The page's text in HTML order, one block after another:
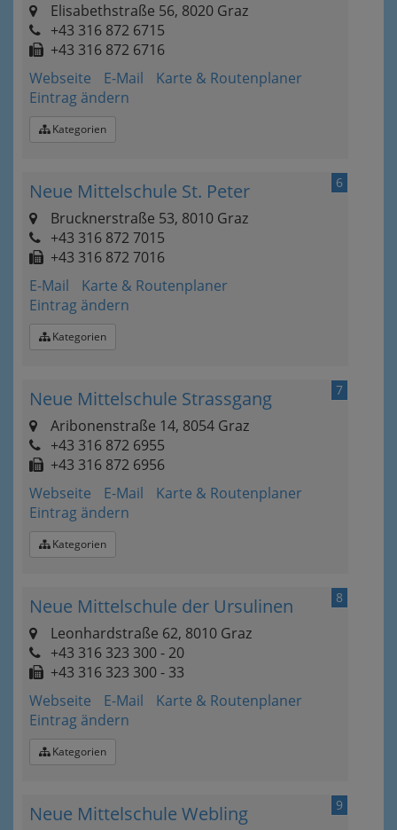
Elisabethstraße 56, 8020 Graz
+43 316 872 6715
+43 316 872 6716
Webseite
E-Mail
Karte & Routenplaner
Eintrag ändern
Kategorien
6
Neue Mittelschule St. Peter
Brucknerstraße 53, 8010 Graz
+43 316 872 7015
+43 316 872 7016
E-Mail
Karte & Routenplaner
Eintrag ändern
Kategorien
7
Neue Mittelschule Strassgang
Aribonenstraße 14, 8054 Graz
+43 316 872 6955
+43 316 872 6956
Webseite
E-Mail
Karte & Routenplaner
Eintrag ändern
Kategorien
8
Neue Mittelschule der Ursulinen
Leonhardstraße 62, 8010 Graz
+43 316 323 300 - 20
+43 316 323 300 - 33
Webseite
E-Mail
Karte & Routenplaner
Eintrag ändern
Kategorien
9
Neue Mittelschule Webling